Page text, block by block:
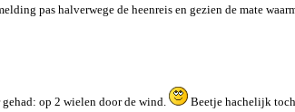
pas halverwege de heenreis en gezien de mate
op 2 wielen door de wind. Beetje hachelijk